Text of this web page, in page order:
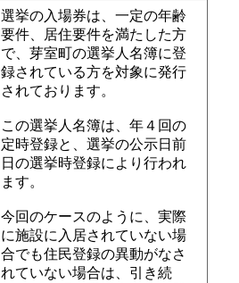
選挙の入場券は、一定の年齢
要件、居住要件を満たした方
で、芽室町の選挙人名簿に登
録されている方を対象に発行
されております。
この選挙人名簿は、年４回の
定時登録と、選挙の公示日前
日の選挙時登録により行われ
ます。
今回のケースのように、実際
に施設に入居されていない場
合でも住民登録の異動がなさ
れていない場合は、引き続